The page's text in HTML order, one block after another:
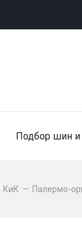
Подбор шин и
КиК — Палермо-